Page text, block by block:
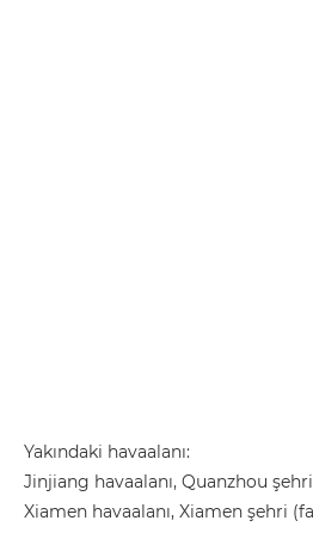
Yakındaki havaalanı:
Jinjiang havaalanı, Quanzhou
Xiamen havaalanı, Xiamen şehri